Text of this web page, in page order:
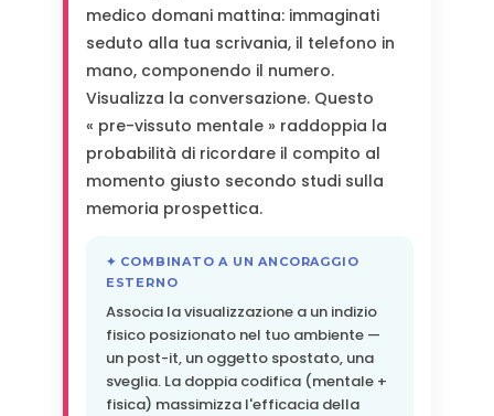
medico domani mattina: immaginati
seduto alla tua scrivania, il telefono in
mano, componendo il numero.
Visualizza la conversazione. Questo
« pre-vissuto mentale » raddoppia la
probabilità di ricordare il compito al
momento giusto secondo studi sulla
memoria prospettica.
✦ COMBINATO A UN ANCORAGGIO
ESTERNO
Associa la visualizzazione a un indizio
fisico posizionato nel tuo ambiente —
un post-it, un oggetto spostato, una
sveglia. La doppia codifica (mentale +
fisica) massimizza l'efficacia della